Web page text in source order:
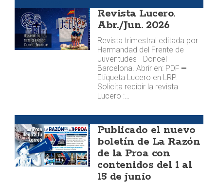
Revista Lucero.
Abr./Jun. 2026
Revista trimestral editada por
Hermandad del Frente de
Juventudes - Doncel
Barcelona. Abrir en: PDF ━
Etiqueta Lucero en LRP.
Solicita recibir la revista
Lucero :…
Publicado el nuevo
boletín de La Razón
de la Proa con
contenidos del 1 al
15 de junio